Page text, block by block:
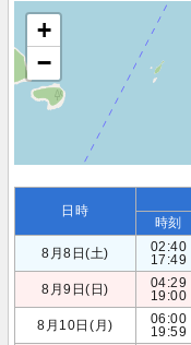
+
−
日時
時刻
8月8日(土)
02:40
17:49
8月9日(日)
04:29
19:00
8月10日(月)
06:00
19:59